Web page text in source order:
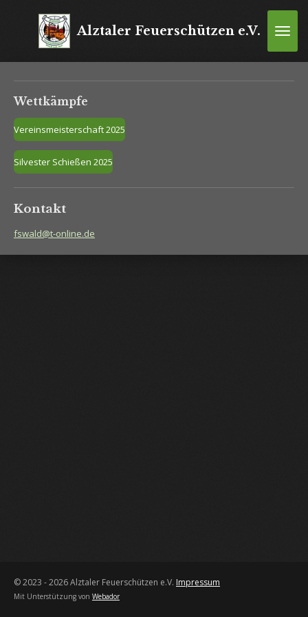
Hauptinhalt
springen
Alztaler Feuerschützen e.V.
Wettkämpfe
Vereinsmeisterschaft 2025
Silvester Schießen 2025
Kontakt
fswald@t-online.de
© 2023 - 2026 Alztaler Feuerschützen e.V. Impressum
Mit Unterstützung von Webador